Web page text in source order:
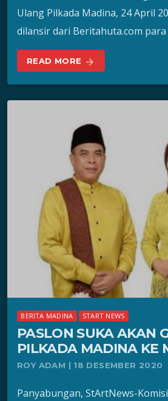
Ulang Pilkada Madina, 24 April
dilansir dari Beritahuta.com
READ MORE arrow_forward
BERITA MADINA START NEWS
PASLON SUKA AKAN
PILKADA MADINA KE
ROY ADAM | 18 DESEMBER 2020
Panyabungan, StArtNews-